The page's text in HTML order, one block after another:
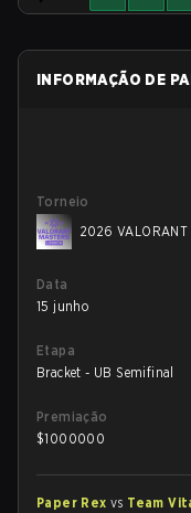
INFORMAÇÃO DE
Torneio
2026 VALORANT
Data
15 junho
Etapa
Bracket - UB Semifinal
Premiação
$1000000
Paper Rex vs Team